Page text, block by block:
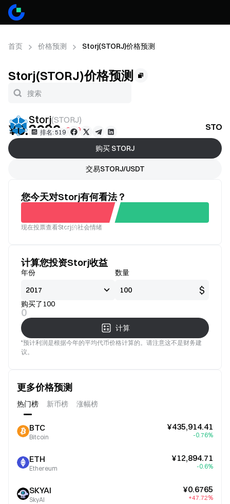
首页 价格预测 Storj(STORJ)价格预测
Storj(STORJ)价格预测
Storj(STORJ)
排名: 519
¥0.3092+0.99%
购买 STORJ
交易STORJ/USDT
您今天对Storj有何看法？
看好
不看
现在投票查看Storj的社会情绪
计算您投资Storj收益
年份 数量
$
购买了100
0
计算
*预计利润是根据今年的平均代币价格计算的。请注意这不是财务建
议。
更多价格预测
热门榜 新币榜 涨幅榜
BTC
Bitcoin
¥435,914.41
-0.76%
ETH
Ethereum
¥12,894.71
-0.6%
SKYAI
SkyAI
¥0.6765
+47.72%